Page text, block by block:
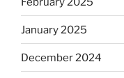
January 2025
December 2024